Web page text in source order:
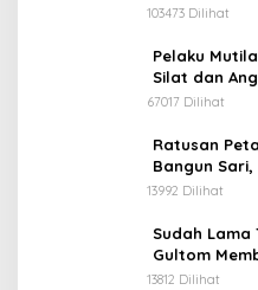
103473 Dilihat
Pelaku
Silat dan
67017 Dilihat
Ratusan
Bangun
Berat Milik
13992 Dilihat
Sudah Lama
Gultom
Penimbunan
13812 Dilihat